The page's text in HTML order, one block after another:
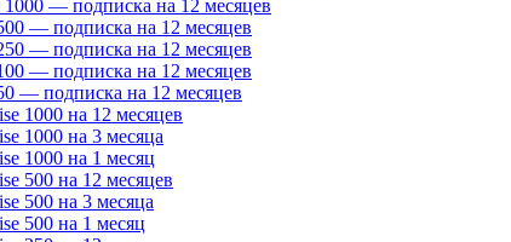
— подписка на 12 месяцев
— подписка на 12 месяцев
— подписка на 12 месяцев
— подписка на 12 месяцев
— подписка на 12 месяцев
1000 на 12 месяцев
1000 на 3 месяца
1000 на 1 месяц
500 на 12 месяцев
500 на 3 месяца
500 на 1 месяц